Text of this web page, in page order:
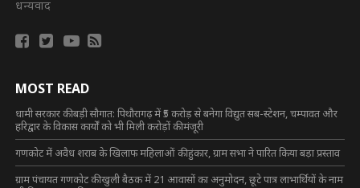
धन्यवाद
MOST READ
धामी सरकार की बड़ी सौगात: पिथौरागढ़ में ₹5 करोड़ से बनेगा विद्युत सब-स्टेशन, चम्पावत और
हरिद्वार के विकास कार्यों को भी मिली करोड़ों की मंजूरी
गणकोट में अवैध शराब के खिलाफ महिलाओं की हुंकार, ग्राम सभा ने पारित किया बड़ा प्रस्ताव
ग्राम पंचायत गणकोट की खुली बैठक में 21 आवासों का अनुमोदन, छूटे पात्र लाभार्थियों के नाम